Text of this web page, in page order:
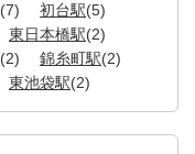
(7) 初台駅(5)
東日本橋駅(2)
(2) 錦糸町駅(2)
東池袋駅(2)